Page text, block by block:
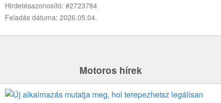
Hirdetésazonosító: #2723784
Feladás dátuma: 2026.05.04.
Motoros hírek